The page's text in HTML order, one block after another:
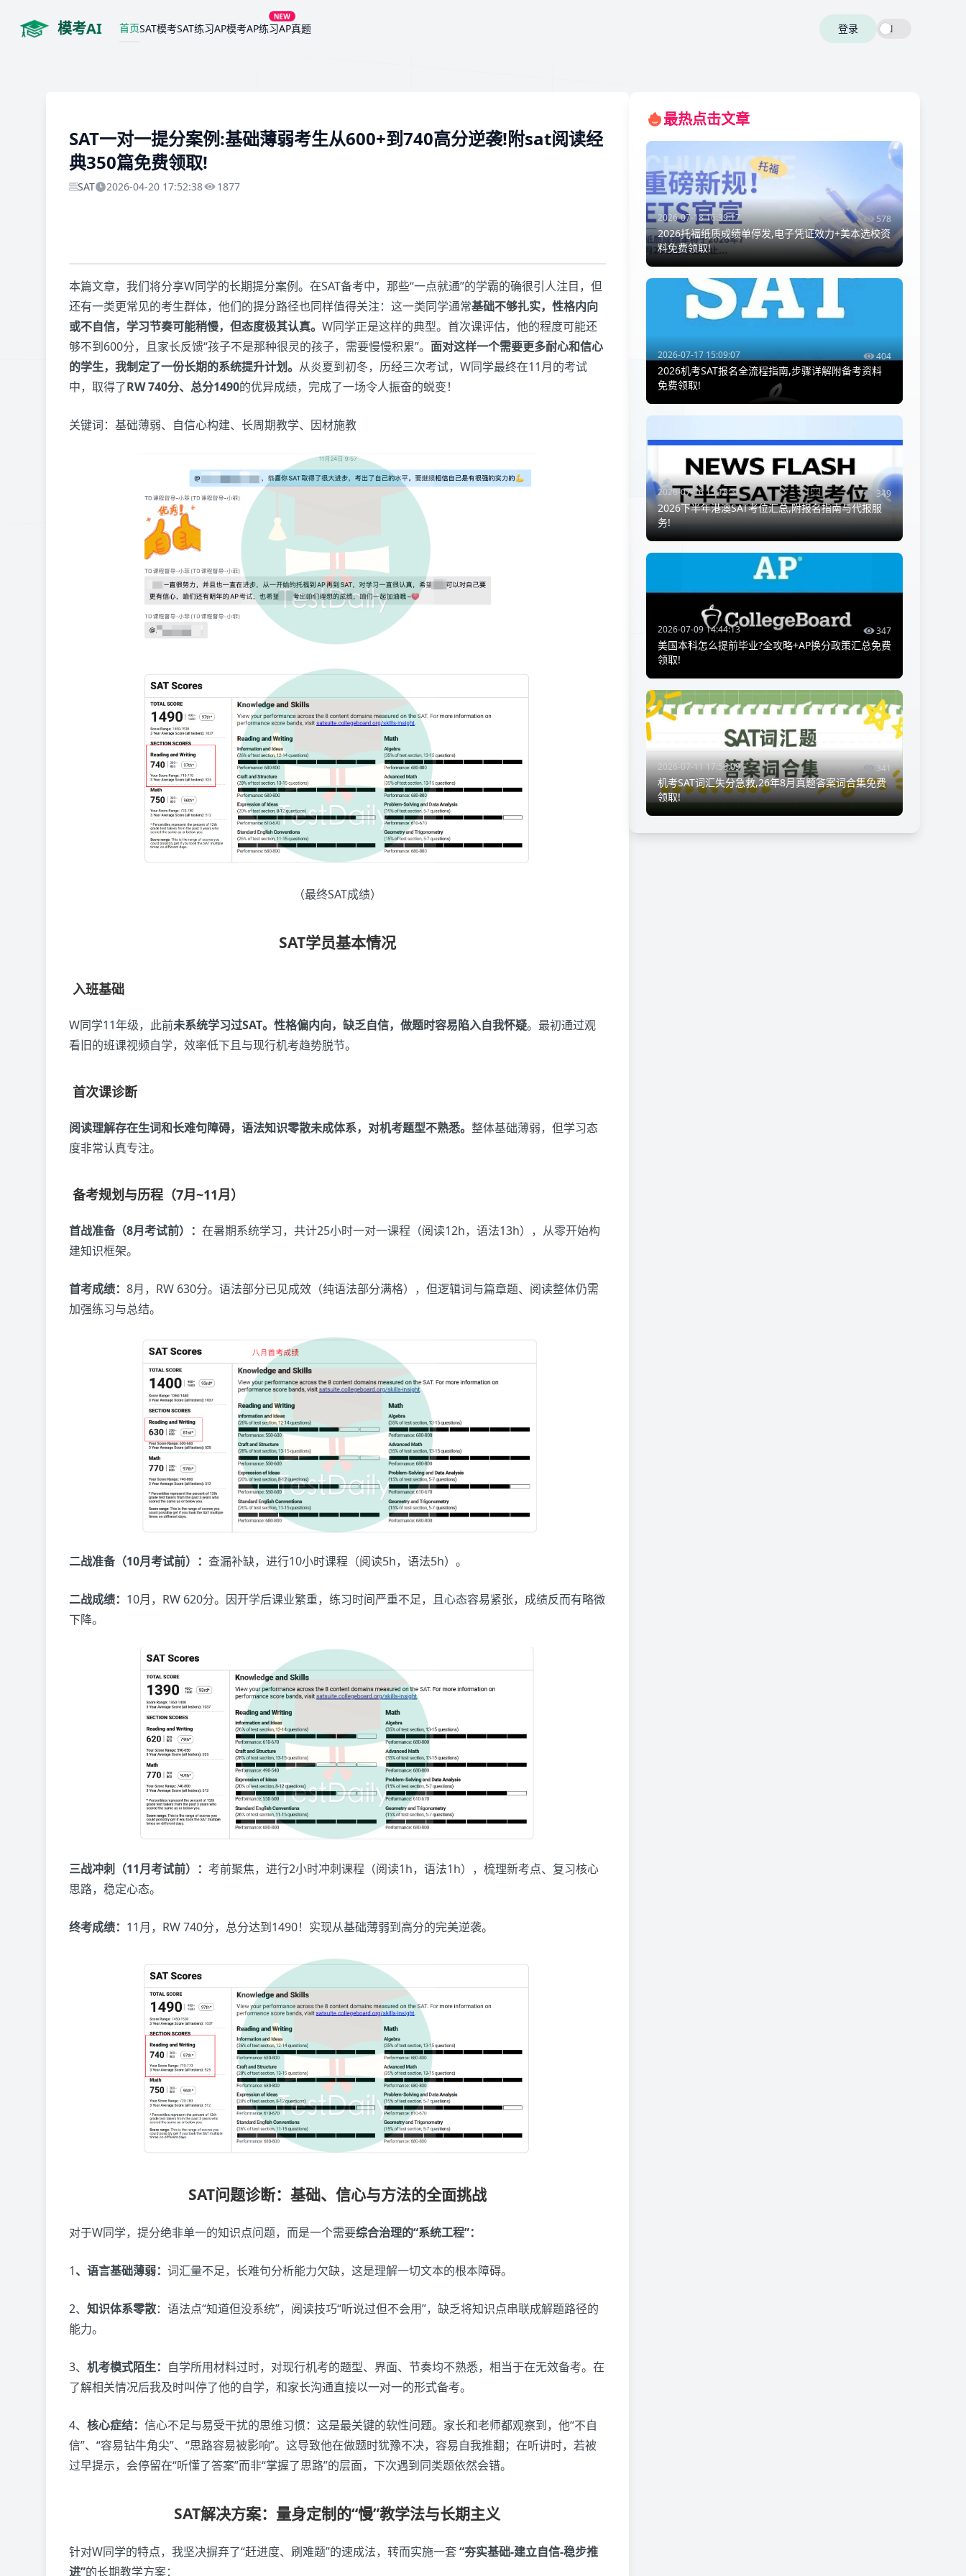
模考AI 首页SAT模考SAT练习AP模考AP练习
NEW
AP真题 登录 EN
SAT一对一提分案例:基础薄弱考生从600+到740高分逆袭!附sat阅读经
典350篇免费领取!
SAT 2026-04-20 17:52:38 1877
本篇文章，我们将分享W同学的长期提分案例。在SAT备考中，那些“一点就通”的学霸的确很引人注目，但
还有一类更常见的考生群体，他们的提分路径也同样值得关注：这一类同学通常基础不够扎实， 性格内向
或不自信，学习节奏可能稍慢，但态度极其认真。 W同学正是这样的典型。首次课评估，他的程度可能还
够不到600分，且家长反馈“孩子不是那种很灵的孩子，需要慢慢积累”。 面对这样一个需要更多耐心和信心
的学生，我制定了一份长期的系统提升计划。 从炎夏到初冬，历经三次考试，W同学最终在11月的考试
中，取得了RW 740分、总分1490的优异成绩，完成了一场令人振奋的蜕变！
关键词：基础薄弱、自信心构建、长周期教学、因材施教
（最终SAT成绩）
SAT学员基本情况
入班基础
W同学11年级，此前未系统学习过SAT。性格偏内向，缺乏自信，做题时容易陷入自我怀疑。最初通过观
看旧的班课视频自学，效率低下且与现行机考趋势脱节。
首次课诊断
阅读理解存在生词和长难句障碍，语法知识零散未成体系，对机考题型不熟悉。 整体基础薄弱，但学习态
度非常认真专注。
备考规划与历程（7月~11月）
首战准备（8月考试前）： 在暑期系统学习，共计25小时一对一课程（阅读12h，语法13h），从零开始构
建知识框架。
首考成绩： 8月，RW 630分。语法部分已见成效（纯语法部分满格），但逻辑词与篇章题、阅读整体仍需
加强练习与总结。
二战准备（10月考试前）： 查漏补缺，进行10小时课程（阅读5h，语法5h）。
二战成绩： 10月，RW 620分。因开学后课业繁重，练习时间严重不足，且心态容易紧张，成绩反而有略微
下降。
三战冲刺（11月考试前）： 考前聚焦，进行2小时冲刺课程（阅读1h，语法1h），梳理新考点、复习核心
思路，稳定心态。
终考成绩： 11月，RW 740分，总分达到1490！实现从基础薄弱到高分的完美逆袭。
SAT问题诊断：基础、信心与方法的全面挑战
对于W同学，提分绝非单一的知识点问题，而是一个需要综合治理的“系统工程”：
1、语言基础薄弱： 词汇量不足，长难句分析能力欠缺，这是理解一切文本的根本障碍。
2、 知识体系零散：语法点“知道但没系统”，阅读技巧“听说过但不会用”，缺乏将知识点串联成解题路径的
能力。
3、 机考模式陌生： 自学所用材料过时，对现行机考的题型、界面、节奏均不熟悉，相当于在无效备考。在
了解相关情况后我及时叫停了他的自学，和家长沟通直接以一对一的形式备考。
4、 核心症结： 信心不足与易受干扰的思维习惯：这是最关键的软性问题。家长和老师都观察到，他“不自
信”、“容易钻牛角尖”、“思路容易被影响”。这导致他在做题时犹豫不决，容易自我推翻；在听讲时，若被
过早提示，会停留在“听懂了答案”而非“掌握了思路”的层面，下次遇到同类题依然会错。
SAT解决方案：量身定制的“慢”教学法与长期主义
针对W同学的特点，我坚决摒弃了“赶进度、刷难题”的速成法，转而实施一套“夯实基础-建立自信-稳步推
进”的长期教学方案：
最热点击文章
2026-07-18 16:39:17 578
2026托福纸质成绩单停发,电子凭证效力+美本选校资
料免费领取!
2026-07-17 15:09:07 404
2026机考SAT报名全流程指南,步骤详解附备考资料
免费领取!
2026-07-16 15:18:31 349
2026下半年港澳SAT考位汇总,附报名指南与代报服
务!
2026-07-09 14:44:13 347
美国本科怎么提前毕业?全攻略+AP换分政策汇总免费
领取!
2026-07-11 17:56:09 341
机考SAT词汇失分急救,26年8月真题答案词合集免费
领取!